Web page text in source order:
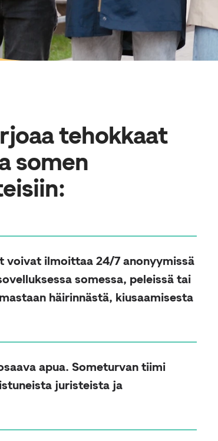
tehokkaat
somen
voivat ilmoittaa 24/7 anonyymissä
somessa, peleissä tai
häirinnästä, kiusaamisesta
apua. Someturvan tiimi
juristeista ja